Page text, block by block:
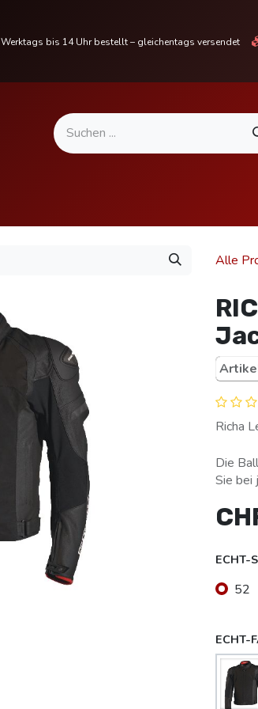
Werktags bis 14 Uhr bestellt – gleichentags versendet
Alle
Richa
Die
Sie bei
ECHT-
52
ECHT-